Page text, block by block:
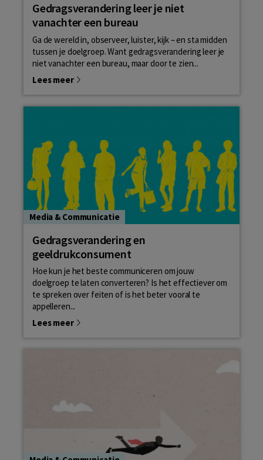
Gedragsverandering leer je niet
vanachter een bureau
Ga de wereld in, observeer, luister, kijk – en sta midden
tussen je doelgroep. Want gedragsverandering leer je
niet vanachter een bureau, maar door te zien...
Lees meer
Media & Communicatie
Gedragsverandering en
geeldrukconsument
Hoe kun je het beste communiceren om jouw
doelgroep te laten converteren? Is het effectiever om
te spreken over feiten of is het beter vooral te
appelleren...
Lees meer